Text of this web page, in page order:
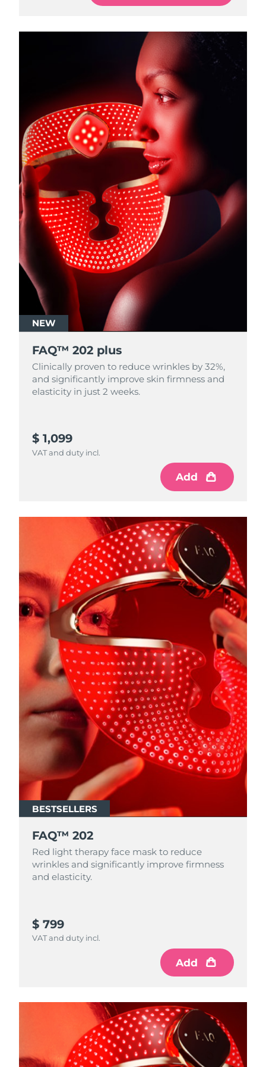
NEW
FAQ™ 202 plus
Clinically proven to reduce wrinkles by 32%,
and significantly improve skin firmness and
elasticity in just 2 weeks.
$ 1,099
VAT and duty incl.
Add
BESTSELLERS
FAQ™ 202
Red light therapy face mask to reduce
wrinkles and significantly improve firmness
and elasticity.
$ 799
VAT and duty incl.
Add
Livraison estimée
Livraison estimée 8/9/26
États-Unis Livraison estimée
Ouzbékistan Livraison estimée
Viêt Nam Livraison estimée